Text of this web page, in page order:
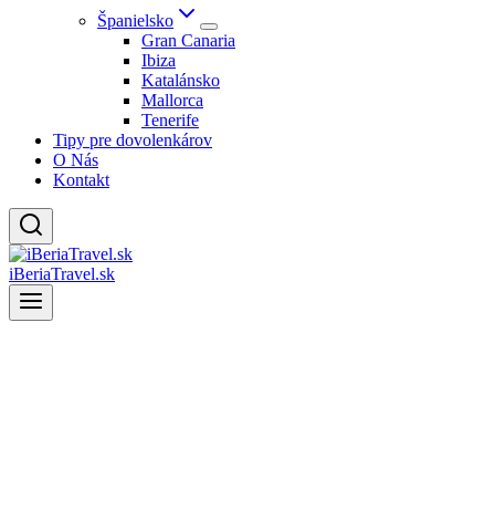
Španielsko
Gran Canaria
Ibiza
Katalánsko
Mallorca
Tenerife
Tipy pre dovolenkárov
O Nás
Kontakt
iBeriaTravel.sk